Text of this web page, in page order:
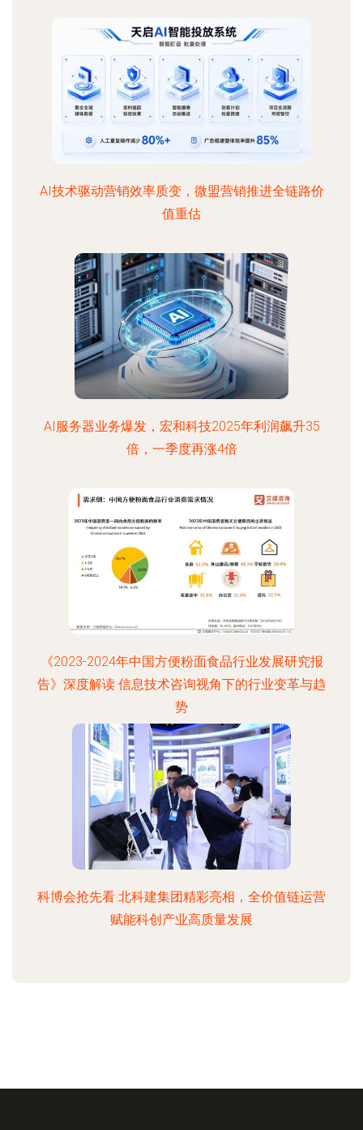
AI技术驱动营销效率质变，微盟营销推进全链路价
值重估
AI服务器业务爆发，宏和科技2025年利润飙升35
倍，一季度再涨4倍
《2023-2024年中国方便粉面食品行业发展研究报
告》深度解读 信息技术咨询视角下的行业变革与趋
势
科博会抢先看 北科建集团精彩亮相，全价值链运营
赋能科创产业高质量发展